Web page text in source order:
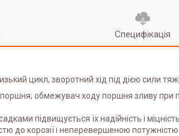
Специфікація
цикл, зворотний хід під дією сили
обмежувач ходу поршня зливу при
підвищується їх надійність і
до корозії і неперевершеною